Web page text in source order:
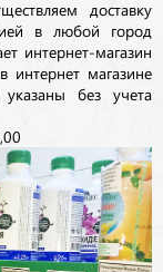
доставку
в любой город
интернет-магазин
интернет магазине
без учета